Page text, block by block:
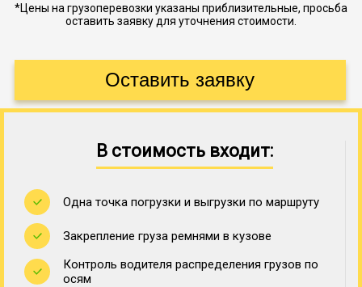
*Цены на грузоперевозки указаны приблизительные, просьба
оставить заявку для уточнения стоимости.
В стоимость входит:
Одна точка погрузки и выгрузки по маршруту
Закрепление груза ремнями в кузове
Контроль водителя распределения грузов по
осям